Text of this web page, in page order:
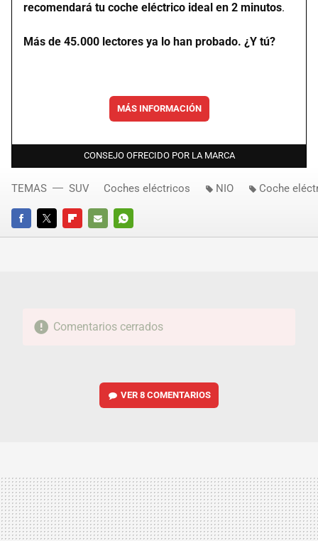
recomendará tu coche eléctrico ideal en 2 minutos.
Más de 45.000 lectores ya lo han probado. ¿Y tú?
MÁS INFORMACIÓN
CONSEJO OFRECIDO POR LA MARCA
FACEBOOKTWITTERFLIPBOARD
E-
WHATSAPP
TEMAS SUV Coches eléctricos NIO Coche
Comentarios cerrados
VER8 COMENTARIOS